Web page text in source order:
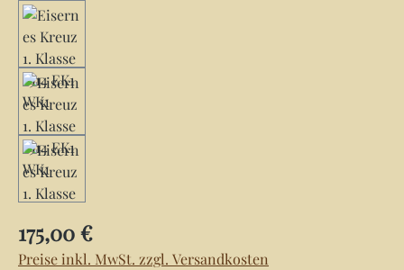
Regulärer Preis:
175,00 €
Preise inkl. MwSt. zzgl. Versandkosten